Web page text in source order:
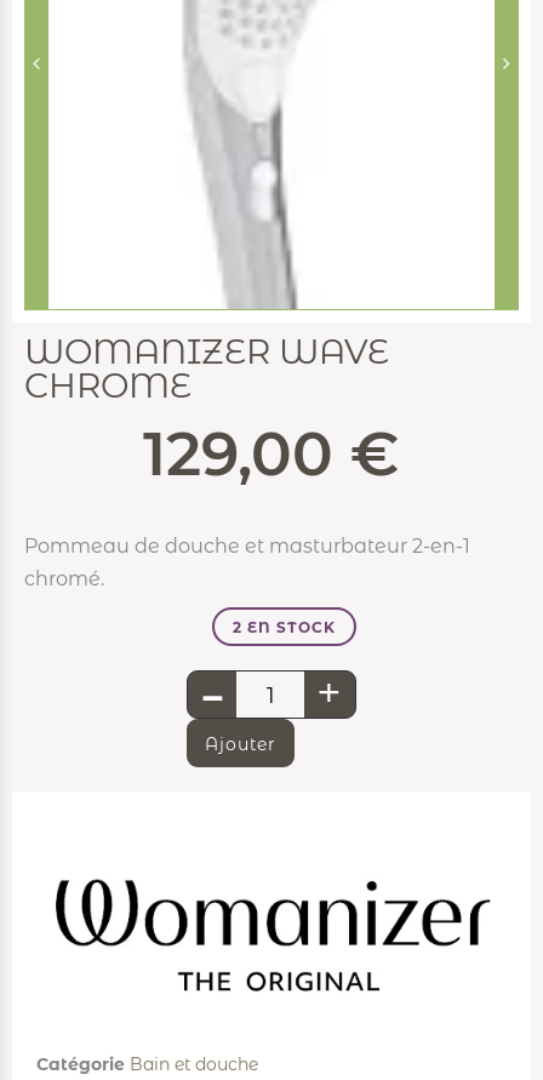
WOMANIZER WAVE
CHROME
129,00 €
Pommeau de douche et masturbateur 2-en-1
chromé.
2 EN STOCK
- +
Ajouter
Catégorie Bain et douche